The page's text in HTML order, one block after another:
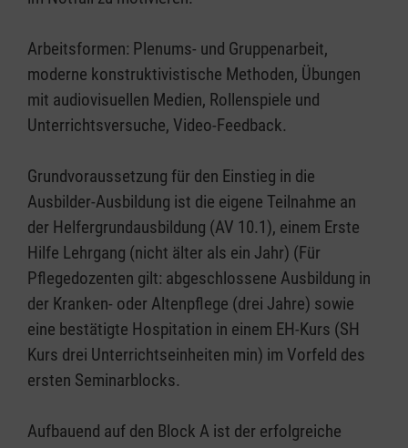
Arbeitsformen: Plenums- und Gruppenarbeit,
moderne konstruktivistische Methoden, Übungen
mit audiovisuellen Medien, Rollenspiele und
Unterrichtsversuche, Video-Feedback.
Grundvoraussetzung für den Einstieg in die
Ausbilder-Ausbildung ist die eigene Teilnahme an
der Helfergrundausbildung (AV 10.1), einem Erste
Hilfe Lehrgang (nicht älter als ein Jahr) (Für
Pflegedozenten gilt: abgeschlossene Ausbildung in
der Kranken- oder Altenpflege (drei Jahre) sowie
eine bestätigte Hospitation in einem EH-Kurs (SH
Kurs drei Unterrichtseinheiten min) im Vorfeld des
ersten Seminarblocks.
Aufbauend auf den Block A ist der erfolgreiche